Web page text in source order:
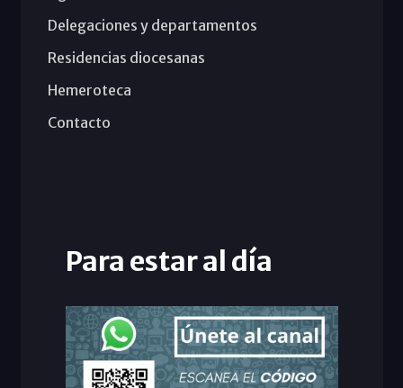
Delegaciones y departamentos
Residencias diocesanas
Hemeroteca
Contacto
Para estar al día